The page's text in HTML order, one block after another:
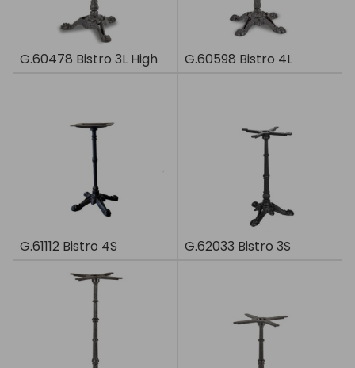
G.60478 Bistro 3L High G.60598 Bistro 4L
G.61112 Bistro 4S G.62033 Bistro 3S